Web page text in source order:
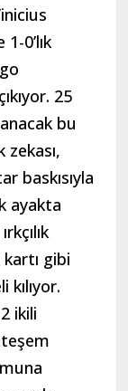
0’lık
25
bu
baskısıyla
ayakta
kartı gibi
ikili